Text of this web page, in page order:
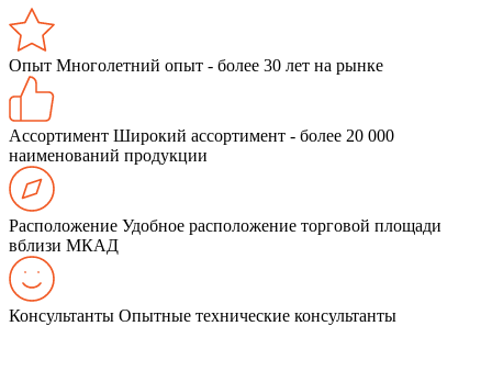
Опыт Многолетний опыт - более 30 лет на рынке
Ассортимент Широкий ассортимент - более 20 000
наименований продукции
Расположение Удобное расположение торговой площади
вблизи МКАД
Консультанты Опытные технические консультанты